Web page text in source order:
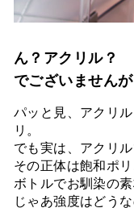
ん？アクリル？
でございません
パッと見、アクリ
リ。
でも実は、アクリル
その正体は飽和ポ
ボトルでお馴染の素
じゃあ強度はどう